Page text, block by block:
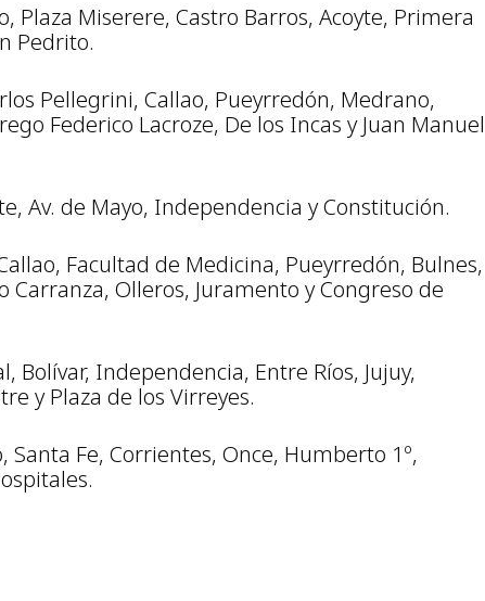
Plaza Miserere, Castro Barros, Acoyte, Primera
Pedrito.
Pellegrini, Callao, Pueyrredón, Medrano,
Federico Lacroze, De los Incas y Juan Manuel
Av. de Mayo, Independencia y Constitución.
Facultad de Medicina, Pueyrredón, Bulnes,
Olleros, Juramento y Congreso de
Bolívar, Independencia, Entre Ríos, Jujuy,
y Plaza de los Virreyes.
Santa Fe, Corrientes, Once, Humberto 1º,